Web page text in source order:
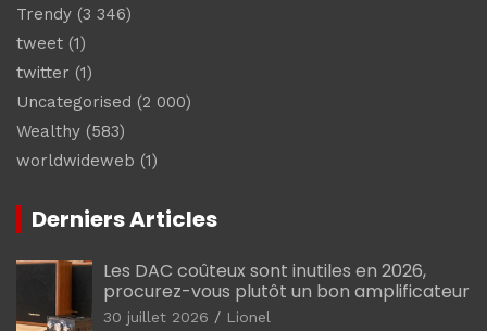
Trendy (3 346)
tweet (1)
twitter (1)
Uncategorised (2 000)
Wealthy (583)
worldwideweb (1)
Derniers Articles
Les DAC coûteux sont inutiles en 2026,
procurez-vous plutôt un bon amplificateur
30 juillet 2026 Lionel